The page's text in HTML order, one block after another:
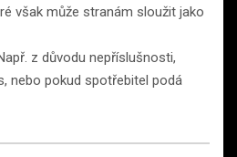
však může stranám sloužit jako
z důvodu nepříslušnosti,
nebo pokud spotřebitel podá